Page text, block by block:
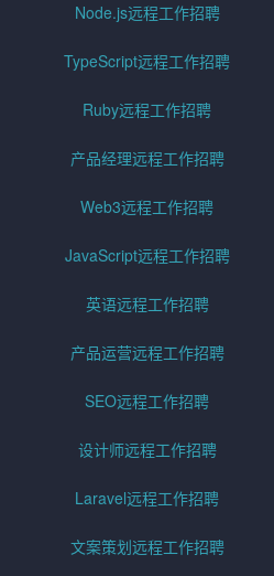
Node.js远程工作招聘
TypeScript远程工作招聘
Ruby远程工作招聘
产品经理远程工作招聘
Web3远程工作招聘
JavaScript远程工作招聘
英语远程工作招聘
产品运营远程工作招聘
SEO远程工作招聘
设计师远程工作招聘
Laravel远程工作招聘
文案策划远程工作招聘